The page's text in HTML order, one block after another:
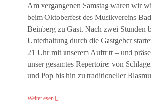
Am vergangenen Samstag waren wir
beim Oktoberfest des Musikvereins
Beinberg zu Gast. Nach zwei Stunden
Unterhaltung durch die Gastgeber
21 Uhr mit unserem Auftritt – und
unser gesamtes Repertoire: von
und Pop bis hin zu traditioneller
Weiterlesen